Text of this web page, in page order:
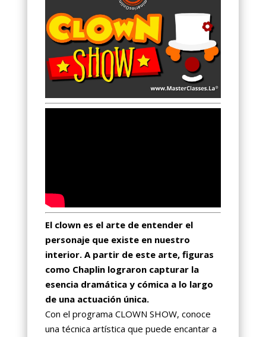
El clown es el arte de entender el
personaje que existe en nuestro
interior. A partir de este arte, figuras
como Chaplin lograron capturar la
esencia dramática y cómica a lo largo
de una actuación única.
Con el programa CLOWN SHOW, conoce
una técnica artística que puede encantar a